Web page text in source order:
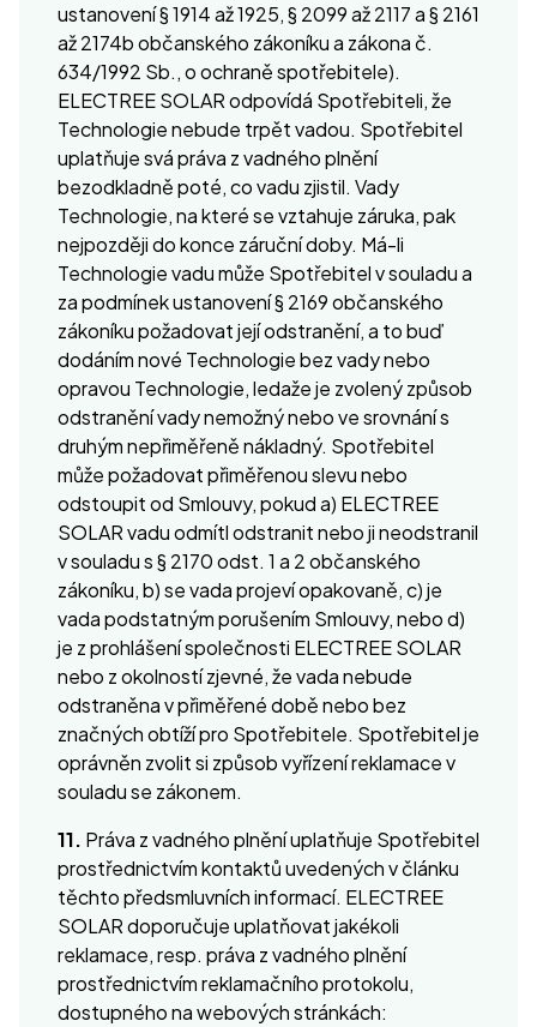
ustanovení § 1914 až 1925, § 2099 až 2117 a § 2161
až 2174b občanského zákoníku a zákona č.
634/1992 Sb., o ochraně spotřebitele).
ELECTREE SOLAR odpovídá Spotřebiteli, že
Technologie nebude trpět vadou. Spotřebitel
uplatňuje svá práva z vadného plnění
bezodkladně poté, co vadu zjistil. Vady
Technologie, na které se vztahuje záruka, pak
nejpozději do konce záruční doby. Má-li
Technologie vadu může Spotřebitel v souladu a
za podmínek ustanovení § 2169 občanského
zákoníku požadovat její odstranění, a to buď
dodáním nové Technologie bez vady nebo
opravou Technologie, ledaže je zvolený způsob
odstranění vady nemožný nebo ve srovnání s
druhým nepřiměřeně nákladný. Spotřebitel
může požadovat přiměřenou slevu nebo
odstoupit od Smlouvy, pokud a) ELECTREE
SOLAR vadu odmítl odstranit nebo ji neodstranil
v souladu s § 2170 odst. 1 a 2 občanského
zákoníku, b) se vada projeví opakovaně, c) je
vada podstatným porušením Smlouvy, nebo d)
je z prohlášení společnosti ELECTREE SOLAR
nebo z okolností zjevné, že vada nebude
odstraněna v přiměřené době nebo bez
značných obtíží pro Spotřebitele. Spotřebitel je
oprávněn zvolit si způsob vyřízení reklamace v
souladu se zákonem.
11. Práva z vadného plnění uplatňuje Spotřebitel
prostřednictvím kontaktů uvedených v článku
těchto předsmluvních informací. ELECTREE
SOLAR doporučuje uplatňovat jakékoli
reklamace, resp. práva z vadného plnění
prostřednictvím reklamačního protokolu,
dostupného na webových stránkách: